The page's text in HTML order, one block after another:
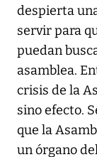
despierta
servir para
puedan
asamblea.
crisis de la
sino efecto.
que la
un órgano